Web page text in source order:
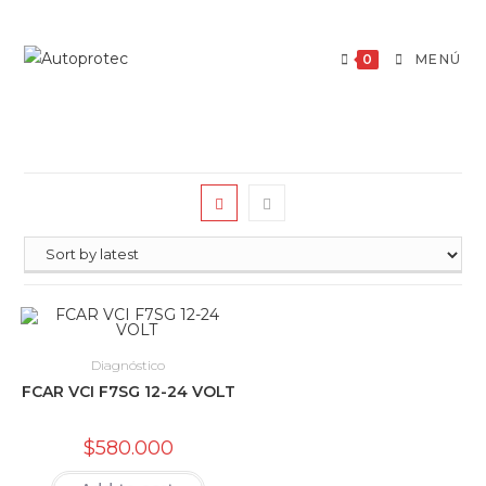
contenido
0 MENÚ
Diagnóstico
FCAR VCI F7SG 12-24 VOLT
$580.000